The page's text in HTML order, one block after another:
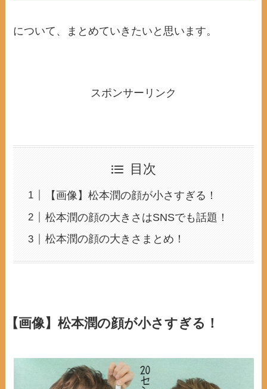
について、まとめていきたいと思います。
スポンサーリンク
目次
【画像】松本潤の顔が小さすぎる！
松本潤の顔の大きさはSNSでも話題！
松本潤の顔の大きさまとめ！
【画像】松本潤の顔が小さすぎる！